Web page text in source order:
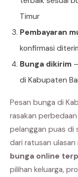
Timur
Pembayaran
konfirmasi
Bunga dikirim
di Kabupaten
Pesan bunga di
rasakan
pelanggan puas di
dari ratusan
bunga online
pilihan keluarga,